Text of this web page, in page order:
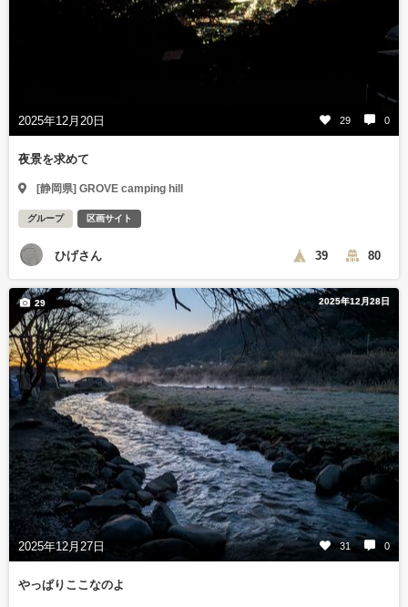
2025年12月20日 29 0
夜景を求めて
[静岡県] GROVE camping hill
グループ 区画サイト
ひげさん 39 80
2025年12月28日
2025年12月27日 31 0
29
やっぱりここなのよ